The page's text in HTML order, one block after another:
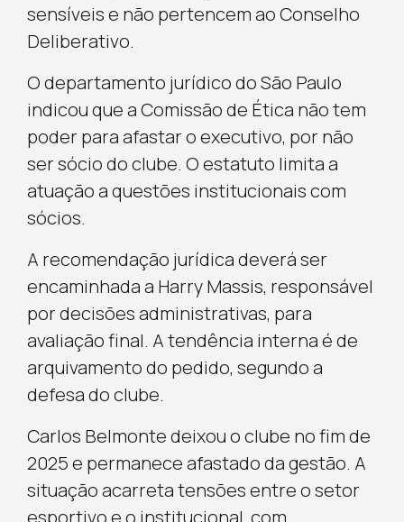
sensíveis e não pertencem ao Conselho
Deliberativo.
O departamento jurídico do São Paulo
indicou que a Comissão de Ética não tem
poder para afastar o executivo, por não
ser sócio do clube. O estatuto limita a
atuação a questões institucionais com
sócios.
A recomendação jurídica deverá ser
encaminhada a Harry Massis, responsável
por decisões administrativas, para
avaliação final. A tendência interna é de
arquivamento do pedido, segundo a
defesa do clube.
Carlos Belmonte deixou o clube no fim de
2025 e permanece afastado da gestão. A
situação acarreta tensões entre o setor
esportivo e o institucional, com